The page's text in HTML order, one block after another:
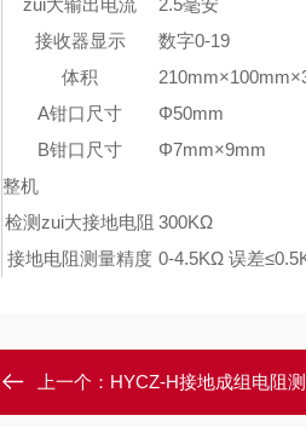
zui大输出电流
2.5毫安
接收器显示
数字0-19
体积
A钳口尺寸
Φ50mm
B钳口尺寸
Φ7mm×9mm
整机
检测zui大接地电阻 300KΩ
接地电阻测量精度 0-4.5KΩ 误差
上一个： HYCZ-H接地成组电阻